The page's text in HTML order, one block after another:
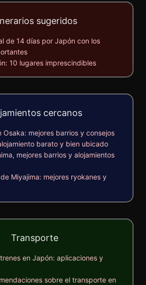
sugeridos
de 14 días por Japón con los
10 lugares imprescindibles
cercanos
Osaka: mejores barrios y consejos
barato y bien ubicado
mejores barrios y alojamientos
Miyajima: mejores ryokanes y
Transporte
en Japón: aplicaciones y
sobre el transporte en